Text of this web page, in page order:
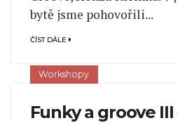
bytě jsme pohovořili...
ČÍST DÁLE
Workshopy
Funky a groove